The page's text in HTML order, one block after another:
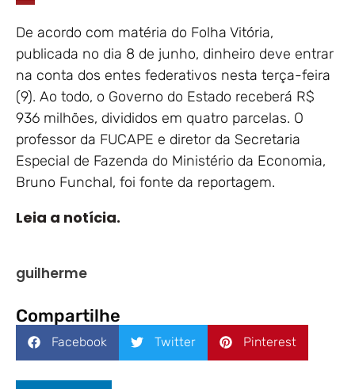
De acordo com matéria do Folha Vitória,
publicada no dia 8 de junho, dinheiro deve entrar
na conta dos entes federativos nesta terça-feira
(9). Ao todo, o Governo do Estado receberá R$
936 milhões, divididos em quatro parcelas. O
professor da FUCAPE e diretor da Secretaria
Especial de Fazenda do Ministério da Economia,
Bruno Funchal, foi fonte da reportagem.
Leia a notícia.
guilherme
Compartilhe
Facebook Twitter Pinterest